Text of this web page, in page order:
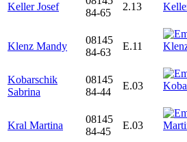
Keller Josef
84-65
2.13
Klenz Mandy
08145
84-63
E.11
Kobarschik
Sabrina
08145
84-44
E.03
Kral Martina
08145
84-45
E.03